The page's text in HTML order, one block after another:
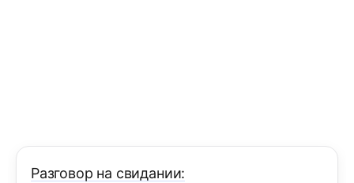
Разговор на свидании: